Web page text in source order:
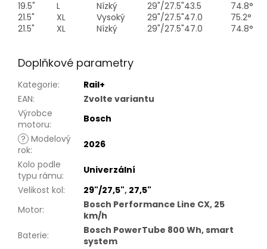
19.5"
L Nízký 29"/27.5"43.5 74.8°
21.5"
XL Vysoký 29"/27.5"47.0 75.2°
21.5"
XL Nízký 29"/27.5"47.0 74.8°
Doplňkové parametry
Kategorie:
Rail+
EAN:
Zvolte variantu
Výrobce
motoru:
Bosch
? Modelový
rok:
2026
Kolo podle
typu rámu:
Univerzální
Velikost kol: 29"/27,5", 27,5"
Motor:
Bosch Performance Line CX, 25
km/h
Baterie:
Bosch PowerTube 800 Wh, smart
system